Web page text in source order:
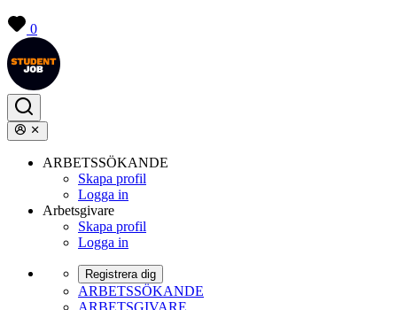
0
ARBETSSÖKANDE
Skapa profil
Logga in
Arbetsgivare
Skapa profil
Logga in
Registrera dig
ARBETSSÖKANDE
ARBETSGIVARE